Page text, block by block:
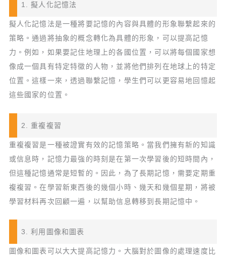
1. 擬人化記憶法
擬人化記憶法是一種將要記憶的內容與具體的形象聯繫起來的
策略。通過將抽象的概念轉化為具體的形象，可以提高記憶
力。例如，如果要記住地理上的各國位置，可以將每個國家想
像成一個具有特定特徵的人物，並將他們排列在地球上的特定
位置。這樣一來，透過聯繫記憶，學生們可以更容易地回憶起
這些國家的位置。
2. 重複複習
重複複習是一種被證實有效的記憶策略。當我們擁有新的知識
或信息時，記憶力最強的時刻是在第一次學習後的短時間內，
但這種記憶通常是短暫的。因此，為了長期記憶，需要定期重
複複習。在學習新東西後的幾個小時、幾天和幾個星期，將被
學習材料再次回顧一遍，以幫助信息轉移到長期記憶中。
3. 利用圖像和圖表
圖像和圖表可以大大提高記憶力。大腦對於圖像的處理速度比